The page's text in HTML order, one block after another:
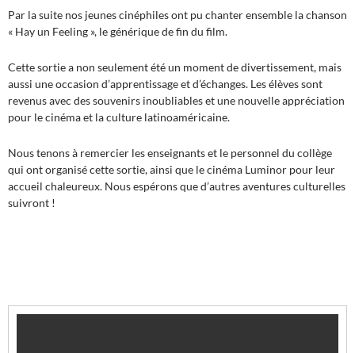
Par la suite nos jeunes cinéphiles ont pu chanter ensemble la chanson
« Hay un Feeling », le générique de fin du film.
Cette sortie a non seulement été un moment de divertissement, mais
aussi une occasion d’apprentissage et d’échanges. Les élèves sont
revenus avec des souvenirs inoubliables et une nouvelle appréciation
pour le cinéma et la culture latinoaméricaine.
Nous tenons à remercier les enseignants et le personnel du collège
qui ont organisé cette sortie, ainsi que le cinéma Luminor pour leur
accueil chaleureux. Nous espérons que d’autres aventures culturelles
suivront !